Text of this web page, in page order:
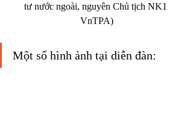
tư nước ngoài, nguyên Chủ tịch NK1
VnTPA)
Một số hình ảnh tại diễn đàn: